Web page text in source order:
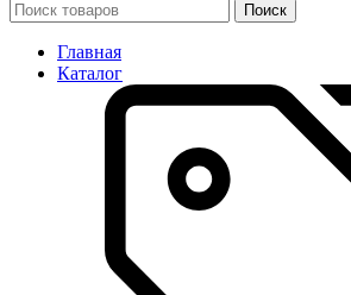
Поиск
Главная
Каталог